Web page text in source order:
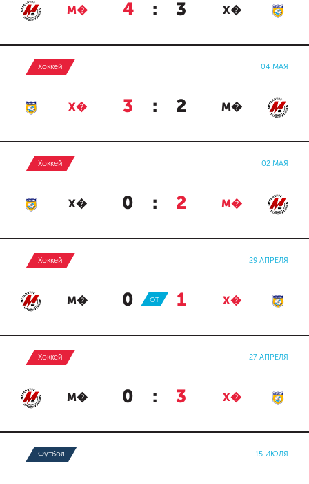
М� 4 : 3 Х�
Хоккей 04 МАЯ
Х� 3 : 2 М�
Хоккей 02 МАЯ
Х� 0 : 2 М�
Хоккей 29 АПРЕЛЯ
М� 0 : 1 Х�
ОТ
Хоккей 27 АПРЕЛЯ
М� 0 : 3 Х�
Футбол 15 ИЮЛЯ